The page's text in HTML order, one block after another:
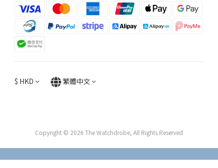
$ HKD 繁體中文
Copyright © 2026 The Watchdrobe, All Rights Reserved